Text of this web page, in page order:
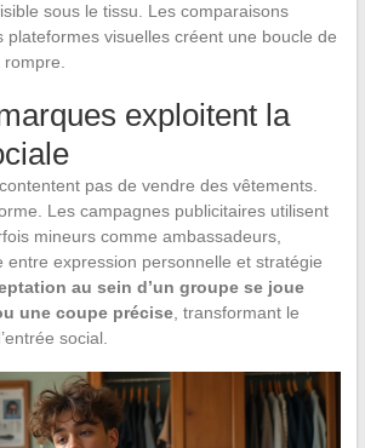
sous le tissu. Les comparaisons
plateformes visuelles créent une boucle de
exploitent la
pas de vendre des vêtements.
Les campagnes publicitaires utilisent
mineurs comme ambassadeurs,
entre expression personnelle et stratégie
au sein d’un groupe se joue
une coupe précise, transformant le
social.